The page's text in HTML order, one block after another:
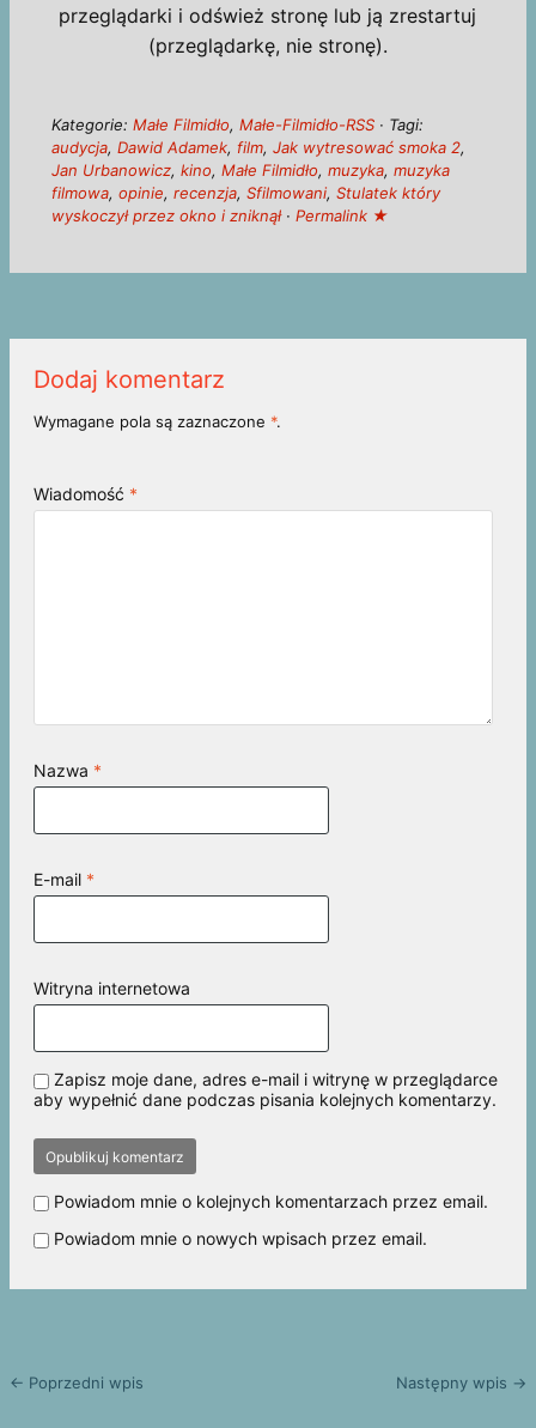
przeglądarki i odśwież stronę lub ją zrestartuj
(przeglądarkę, nie stronę).
Kategorie: Małe Filmidło, Małe-Filmidło-RSS· Tagi:
audycja, Dawid Adamek, film, Jak wytresować smoka 2,
Jan Urbanowicz, kino, Małe Filmidło, muzyka, muzyka
filmowa, opinie, recenzja, Sfilmowani, Stulatek który
wyskoczył przez okno i zniknął· Permalink ★
Dodaj komentarz
Wymagane pola są zaznaczone *.
Wiadomość *
Nazwa *
E-mail *
Witryna internetowa
Zapisz moje dane, adres e-mail i witrynę w przeglądarce
aby wypełnić dane podczas pisania kolejnych komentarzy.
Powiadom mnie o kolejnych komentarzach przez email.
Powiadom mnie o nowych wpisach przez email.
← Poprzedni wpis Następny wpis →